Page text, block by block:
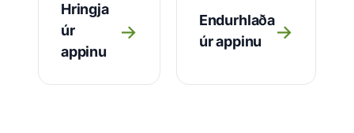
Hringja
úr
appinu
→
Endurhlaða
úr appinu
→